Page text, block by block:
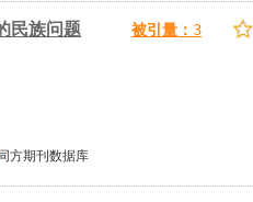
民族问题 被引量： 3
方期刊数据库